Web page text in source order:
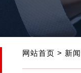
网站首页 > 新